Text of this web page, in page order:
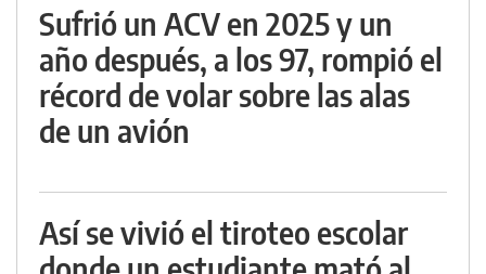
Sufrió un ACV en 2025 y un
año después, a los 97, rompió el
récord de volar sobre las alas
de un avión
Así se vivió el tiroteo escolar